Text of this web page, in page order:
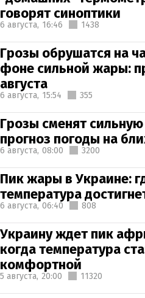
говорят синоптики
6 августа, 16:46 1438
Грозы обрушатся на
фоне сильной жары:
августа
6 августа, 15:54 355
Грозы сменят
прогноз погоды на
6 августа, 08:00 3200
Пик жары в Украине:
температура
6 августа, 06:40 808
Украину ждет пик
когда температура
комфортной
5 августа, 20:00 11320